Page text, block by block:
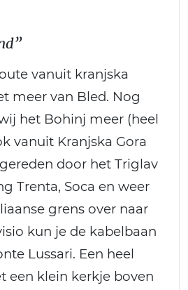
vanuit kranjska
meer van Bled. Nog
het Bohinj meer (heel
vanuit Kranjska Gora
door het Triglav
Trenta, Soca en weer
grens over naar
kun je de kabelbaan
Lussari. Een heel
een klein kerkje boven